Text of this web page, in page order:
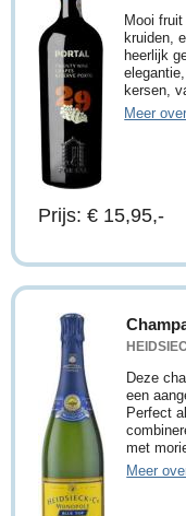
Mooi
kruiden,
heerlijk
kersen,
Meer
Prijs: € 15,95,-
Deze
een
Perfect
met
Meer